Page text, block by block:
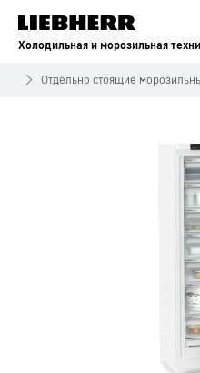
Холодильная и морозильная
Отдельно стоящие